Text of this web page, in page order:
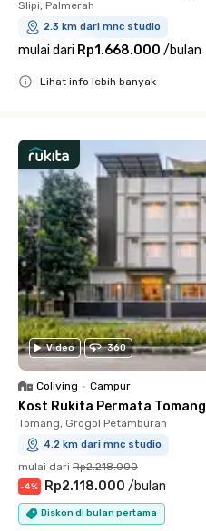
Slipi, Palmerah
2.3 km dari mnc studio
mulai dari Rp1.668.000 /bulan
Lihat info lebih banyak
Video 360
Coliving • Campur
Kost Rukita Permata Tomang
Tomang, Grogol Petamburan
4.2 km dari mnc studio
mulai dari Rp2.218.000
-4% Rp2.118.000 /bulan
Diskon di bulan pertama